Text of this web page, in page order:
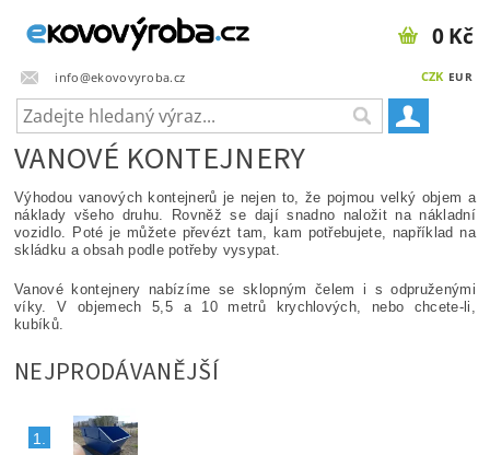
info@ekovovyroba.cz CZK EUR
0 Kč
VANOVÉ KONTEJNERY
Výhodou vanových kontejnerů je nejen to, že pojmou velký objem a
náklady všeho druhu. Rovněž se dají snadno naložit na nákladní
vozidlo. Poté je můžete převézt tam, kam potřebujete, například na
skládku a obsah podle potřeby vysypat.
Vanové kontejnery nabízíme se sklopným čelem i s odpruženými
víky. V objemech 5,5 a 10 metrů krychlových, nebo chcete-li,
kubíků.
NEJPRODÁVANĚJŠÍ
1.